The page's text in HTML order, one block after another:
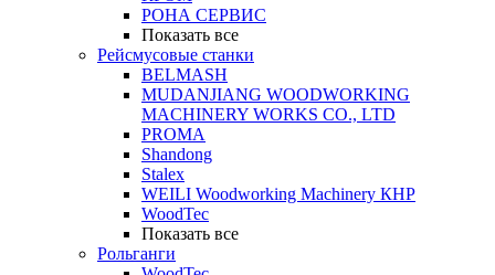
РОНА СЕРВИС
Показать все
Рейсмусовые станки
BELMASH
MUDANJIANG WOODWORKING
MACHINERY WORKS CO., LTD
PROMA
Shandong
Stalex
WEILI Woodworking Machinery КНР
WoodTec
Показать все
Рольганги